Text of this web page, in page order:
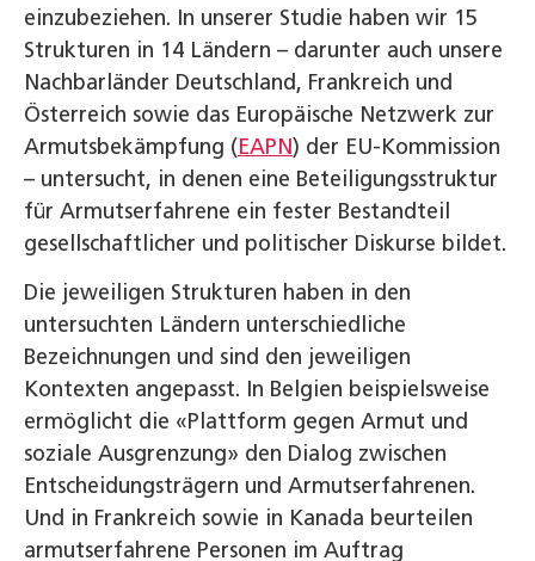
einzubeziehen. In unserer Studie haben wir 15
Strukturen in 14 Ländern – darunter auch unsere
Nachbarländer Deutschland, Frankreich und
Österreich sowie das Europäische Netzwerk zur
Armutsbekämpfung (EAPN) der EU-Kommission
– untersucht, in denen eine Beteiligungsstruktur
für Armutserfahrene ein fester Bestandteil
gesellschaftlicher und politischer Diskurse bildet.
Die jeweiligen Strukturen haben in den
untersuchten Ländern unterschiedliche
Bezeichnungen und sind den jeweiligen
Kontexten angepasst. In Belgien beispielsweise
ermöglicht die «Plattform gegen Armut und
soziale Ausgrenzung» den Dialog zwischen
Entscheidungsträgern und Armutserfahrenen.
Und in Frankreich sowie in Kanada beurteilen
armutserfahrene Personen im Auftrag